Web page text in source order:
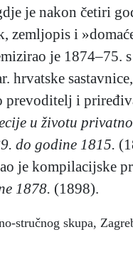
je nakon četiri
zemljopis i
je 1874–75.
hrvatske
prevoditelj i
u životu
do godine 1815.
je kompilacijske
1878. (1898).
stručnog skupa,